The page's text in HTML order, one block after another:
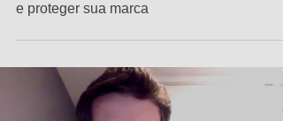
e proteger sua marca